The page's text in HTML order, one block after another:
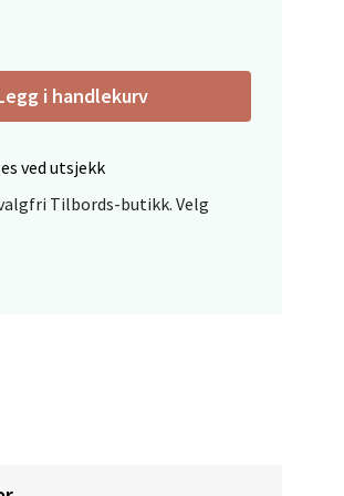
i handlekurv
ved utsjekk
Tilbords-butikk. Velg